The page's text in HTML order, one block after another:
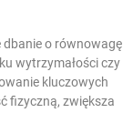
o równowagę
wytrzymałości czy
kluczowych
fizyczną, zwiększa